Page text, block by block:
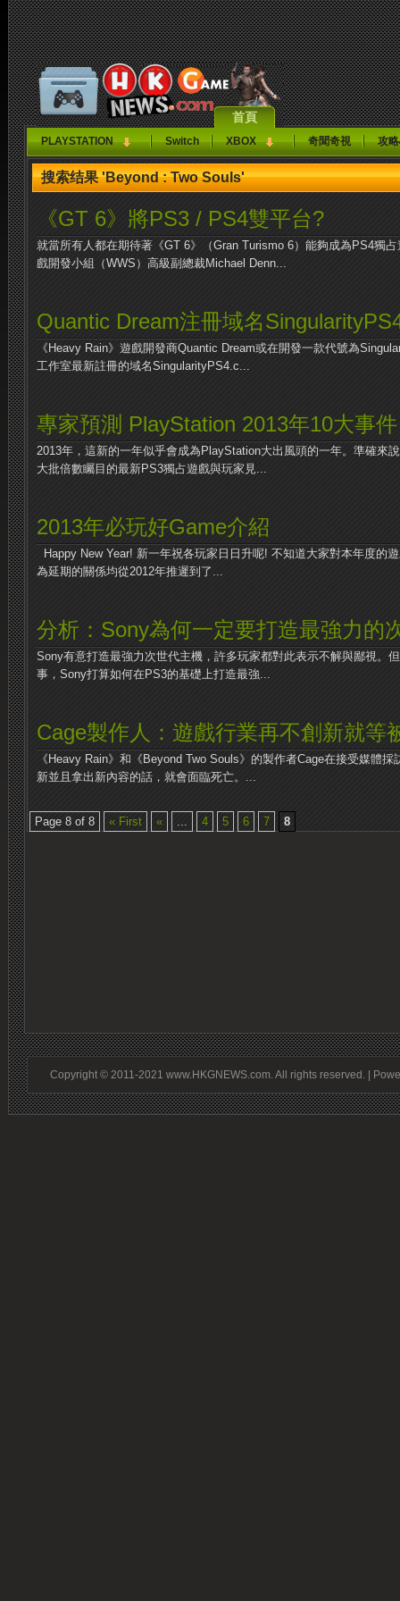
首頁
PLAYSTATION Switch XBOX 奇聞奇視 攻
搜索结果 'Beyond : Two Souls'
《GT 6》將PS3 / PS4雙平台?
就當所有人都在期待著《GT 6》（Gran Turismo 6）能夠成為PS4獨
戲開發小組（WWS）高級副總裁Michael Denn...
Quantic Dream注冊域名
《Heavy Rain》遊戲開發商Quantic Dream或在開發一款代號為
工作室最新註冊的域名SingularityPS4.c...
專家預測 PlayStation 2013年10大事件
2013年，這新的一年似乎會成為PlayStation大出風頭的一年。準確來
大批倍數矚目的最新PS3獨占遊戲與玩家見...
2013年必玩好Game介紹
Happy New Year! 新一年祝各玩家日日升呢! 不知道大家對本年度的
為延期的關係均從2012年推遲到了...
分析：Sony為何一定要打造最強力的
Sony有意打造最強力次世代主機，許多玩家都對此表示不解與鄙視。
事，Sony打算如何在PS3的基礎上打造最強...
Cage製作人：遊戲行業再不創新就等
《Heavy Rain》和《Beyond Two Souls》的製作者Cage在接受媒體
新並且拿出新內容的話，就會面臨死亡。...
Page 8 of 8 « First « ... 4 5 6 7 8
Copyright © 2011-2021 www.HKGNEWS.com. All rights reserved. |